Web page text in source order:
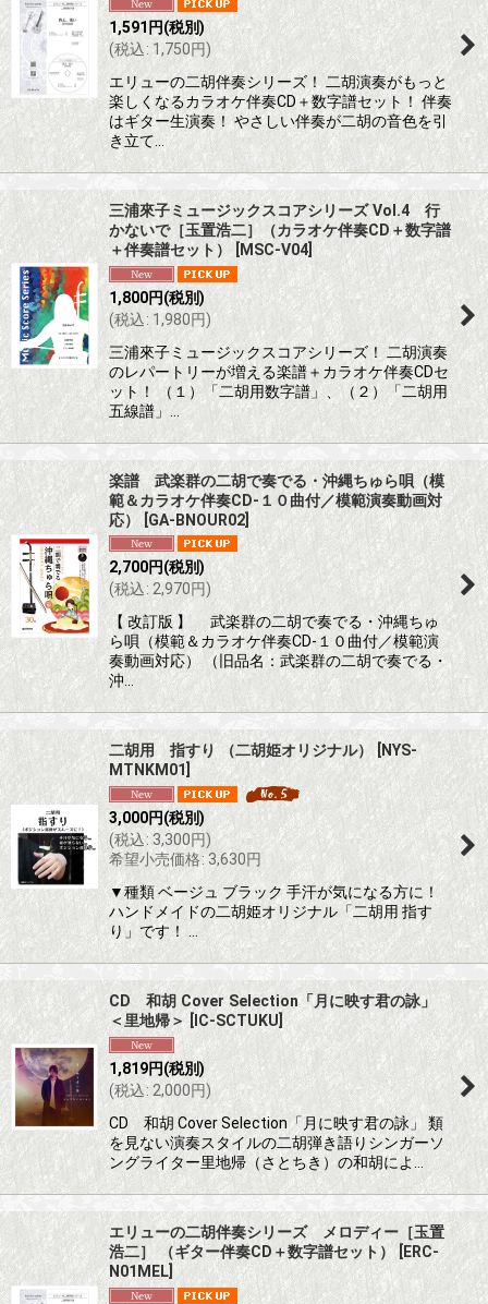
1,591 円(税別)
(税込: 1,750円)
エリューの二胡伴奏シリーズ！ 二胡演奏がもっと
楽しくなるカラオケ伴奏CD＋数字譜セット！ 伴奏
はギター生演奏！ やさしい伴奏が二胡の音色を引
き立て…
三浦來子ミュージックスコアシリーズ Vol.4 行
かないで［玉置浩二］（カラオケ伴奏CD＋数字譜
＋伴奏譜セット） [MSC-V04
1,800円(税別)
(税込: 1,980円)
三浦來子ミュージックスコアシリーズ！ 二胡演奏
のレパートリーが増える楽譜＋カラオケ伴奏CDセ
ット！ （１）「二胡用数字譜」、（２）「二胡用
五線譜」…
楽譜 武楽群の二胡で奏でる・沖縄ちゅら唄（模
範＆カラオケ伴奏CD-１０曲付／模範演奏動画対
応） [GA-BNOUR02]
2,700円(税別)
(税込: 2,970円)
【 改訂版 】 武楽群の二胡で奏でる・沖縄ちゅ
ら唄（模範＆カラオケ伴奏CD-１０曲付／模範演
奏動画対応） （旧品名：武楽群の二胡で奏でる・
沖…
二胡用 指すり （二胡姫オリジナル）
NYS-
MTNKM01]
3,000円(税別)
(税込: 3,300円)
希望小売価格: 3,630円
▼種類 ベージュ ブラック 手汗が気になる方に！
ハンドメイドの二胡姫オリジナル「二胡用 指す
り」です！ …
CD 和胡 Cover Selection「月に映す君の詠」
＜里地帰＞ [IC-SCTUKU]
1,819円(税別)
(税込: 2,000円)
CD 和胡 Cover Selection「月に映す君の詠」 類
を見ない演奏スタイルの二胡弾き語りシンガーソ
ングライター里地帰（さとちき）の和胡によ…
エリューの二胡伴奏シリーズ メロディー［玉置
浩二］ （ギター伴奏CD＋数字譜セット）
ERC-
N01MEL]